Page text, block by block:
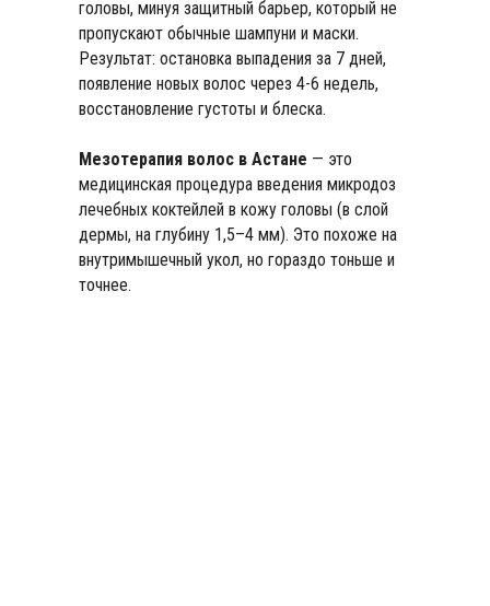
головы, минуя защитный барьер, который не
пропускают обычные шампуни и маски.
Результат: остановка выпадения за 7 дней,
появление новых волос через 4-6 недель,
восстановление густоты и блеска.
Мезотерапия волос в Астане — это
медицинская процедура введения микродоз
лечебных коктейлей в кожу головы (в слой
дермы, на глубину 1,5–4 мм). Это похоже на
внутримышечный укол, но гораздо тоньше и
точнее.